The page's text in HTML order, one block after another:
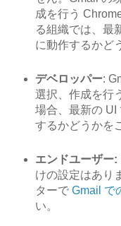
成を行う
る組織では、最
に動作するかど
デベロッパー:
選択、作成を行
場合、最新の UI
するかどうかを
エンドユーザー:
けの設定はあり
ターで Gmail で
い。